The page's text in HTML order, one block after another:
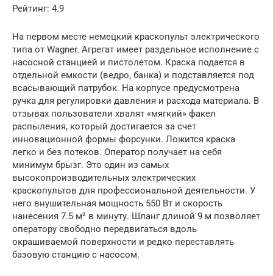
Рейтинг: 4.9
На первом месте немецкий краскопульт электрического
типа от Wagner. Агрегат имеет раздельное исполнение с
насосной станцией и пистолетом. Краска подается в
отдельной емкости (ведро, банка) и подставляется под
всасывающий патрубок. На корпусе предусмотрена
ручка для регулировки давления и расхода материала. В
отзывах пользователи хвалят «мягкий» факел
распыления, который достигается за счет
инновационной формы форсунки. Ложится краска
легко и без потеков. Оператор получает на себя
минимум брызг. Это один из самых
высокопроизводительных электрических
краскопультов для профессиональной деятельности. У
него внушительная мощность 550 Вт и скорость
нанесения 7.5 м² в минуту. Шланг длиной 9 м позволяет
оператору свободно передвигаться вдоль
окрашиваемой поверхности и редко переставлять
базовую станцию с насосом.